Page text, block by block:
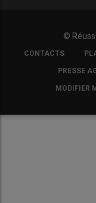
©
FOOTER
COPYRIGHT
CONTACTS
PRESSE
MODIFIER